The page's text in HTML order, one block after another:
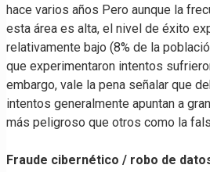
hace varios años Pero aunque la
esta área es alta, el nivel de éxito
relativamente bajo (8% de la
que experimentaron intentos
embargo, vale la pena señalar que
intentos generalmente apuntan a
más peligroso que otros como la
Fraude cibernético / robo de